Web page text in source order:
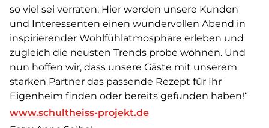
so viel sei verraten: Hier werden unsere Kunden
und Interessenten einen wundervollen Abend in
inspirierender Wohlfühlatmosphäre erleben und
zugleich die neusten Trends probe wohnen. Und
nun hoffen wir, dass unsere Gäste mit unserem
starken Partner das passende Rezept für Ihr
Eigenheim finden oder bereits gefunden haben!“
www.schultheiss-projekt.de